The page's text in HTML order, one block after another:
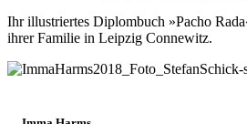
Ihr illustriertes Diplombuch »Pacho
ihrer Familie in Leipzig Connewitz.